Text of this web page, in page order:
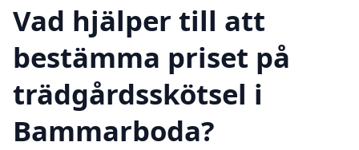
Vad hjälper till att
bestämma priset på
trädgårdsskötsel i
Bammarboda?